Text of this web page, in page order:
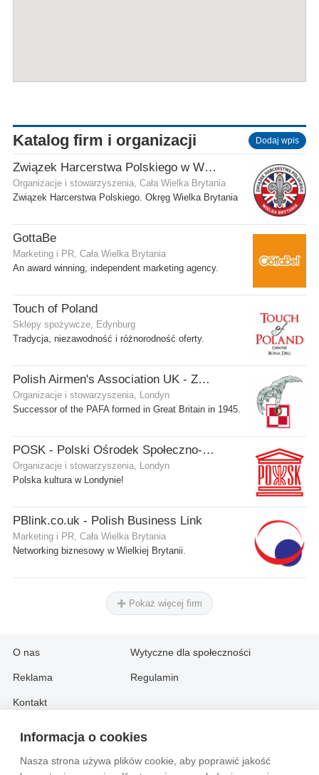
Informacja o cookies
Nasza strona używa plików cookie, aby poprawić jakość
Katalog firm i organizacji Dodaj wpis
Związek Harcerstwa Polskiego w Wielkiej Brytanii
Organizacje i stowarzyszenia, Cała Wielka Brytania
Związek Harcerstwa Polskiego. Okręg Wielka Brytania
GottaBe
Marketing i PR, Cała Wielka Brytania
An award winning, independent marketing agency.
Touch of Poland
Sklepy spożywcze, Edynburg
Tradycja, niezawodność i różnorodność oferty.
Polish Airmen's Association UK - Związek Lotników Polskich WB
Organizacje i stowarzyszenia, Londyn
Successor of the PAFA formed in Great Britain in 1945.
POSK - Polski Ośrodek Społeczno-Kulturalny
Organizacje i stowarzyszenia, Londyn
Polska kultura w Londynie!
PBlink.co.uk - Polish Business Link
Marketing i PR, Cała Wielka Brytania
Networking biznesowy w Wielkiej Brytanii.
Pokaż więcej firm
O nas
Reklama
Kontakt
Wytyczne dla społeczności
Regulamin
Information in English:
About Contact